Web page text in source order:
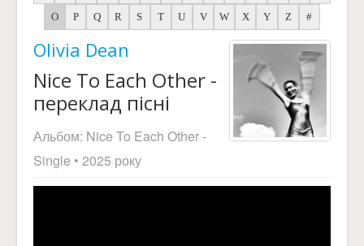
O P Q R S T U V W X Y Z #
Olivia Dean
Nice To Each Other -
переклад пісні
Альбом: Nice To Each Other -
Single • 2025 року